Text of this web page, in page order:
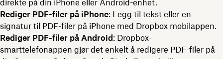
direkte på din iPhone eller Android-enhet.
Rediger PDF-filer på iPhone: Legg til tekst eller en
signatur til PDF-filer på iPhone med Dropbox mobilappen.
Rediger PDF-filer på Android: Dropbox-
smarttelefonappen gjør det enkelt å redigere PDF-filer på